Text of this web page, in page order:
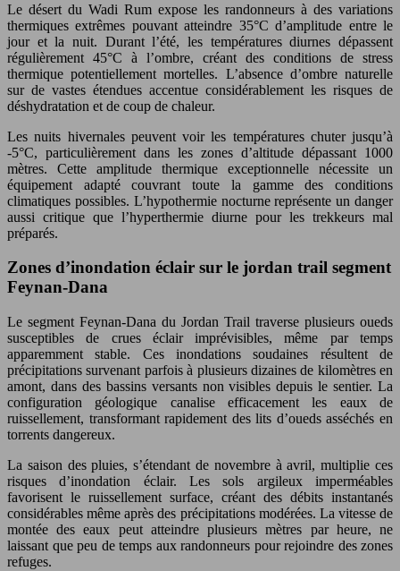
Le désert du Wadi Rum expose les randonneurs à des variations
thermiques extrêmes pouvant atteindre 35°C d’amplitude entre le
jour et la nuit. Durant l’été, les températures diurnes dépassent
régulièrement 45°C à l’ombre, créant des conditions de stress
thermique potentiellement mortelles. L’absence d’ombre naturelle
sur de vastes étendues accentue considérablement les risques de
déshydratation et de coup de chaleur.
Les nuits hivernales peuvent voir les températures chuter jusqu’à
-5°C, particulièrement dans les zones d’altitude dépassant 1000
mètres. Cette amplitude thermique exceptionnelle nécessite un
équipement adapté couvrant toute la gamme des conditions
climatiques possibles. L’hypothermie nocturne représente un danger
aussi critique que l’hyperthermie diurne pour les trekkeurs mal
préparés.
Zones d’inondation éclair sur le jordan trail segment
Feynan-Dana
Le segment Feynan-Dana du Jordan Trail traverse plusieurs oueds
susceptibles de crues éclair imprévisibles, même par temps
apparemment stable. Ces inondations soudaines résultent de
précipitations survenant parfois à plusieurs dizaines de kilomètres en
amont, dans des bassins versants non visibles depuis le sentier. La
configuration géologique canalise efficacement les eaux de
ruissellement, transformant rapidement des lits d’oueds asséchés en
torrents dangereux.
La saison des pluies, s’étendant de novembre à avril, multiplie ces
risques d’inondation éclair. Les sols argileux imperméables
favorisent le ruissellement surface, créant des débits instantanés
considérables même après des précipitations modérées. La vitesse de
montée des eaux peut atteindre plusieurs mètres par heure, ne
laissant que peu de temps aux randonneurs pour rejoindre des zones
refuges.